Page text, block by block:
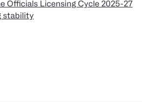
Officials Licensing Cycle 2025-27
stability